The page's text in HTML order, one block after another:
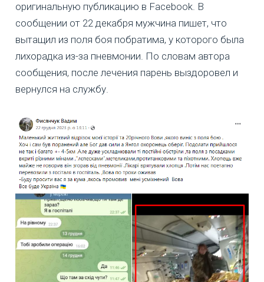
оригинальную публикацию в Facebook. В
сообщении от 22 декабря мужчина пишет, что
вытащил из поля боя побратима, у которого была
лихорадка из-за пневмонии. По словам автора
сообщения, после лечения парень выздоровел и
вернулся на службу.